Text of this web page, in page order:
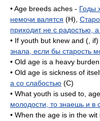
• Age breeds aches - Годы
немочи валятся (H),
приходит не с радостью,
• If youth but knew and (,
знала, если бы старость
• Old age is a heavy
• Old age is sickness of
а со слабостью (C)
• What youth is used to,
молодости, то знаешь и в
• When the age is in the wit